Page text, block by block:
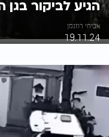
הגיע לביקור
אביחי רוזנמן
19.11.24